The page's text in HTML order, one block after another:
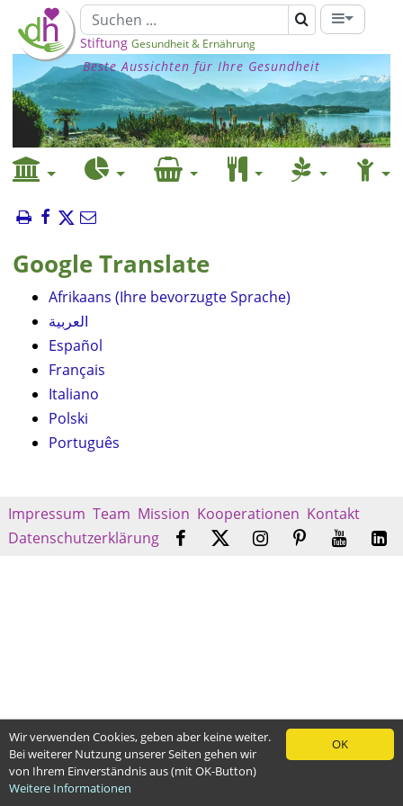
Stiftung Gesundheit & Ernährung
Beste Aussichten für Ihre Gesundheit
Google Translate
Afrikaans (Ihre bevorzugte Sprache)
العربية
Español
Français
Italiano
Polski
Português
Impressum Team Mission Kooperationen Kontakt
Datenschutzerklärung
OK
Wir verwenden Cookies, geben aber keine weiter.
Bei weiterer Nutzung unserer Seiten gehen wir
von Ihrem Einverständnis aus (mit OK-Button)
Weitere Informationen